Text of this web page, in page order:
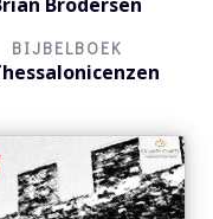
BIJBELBOEK